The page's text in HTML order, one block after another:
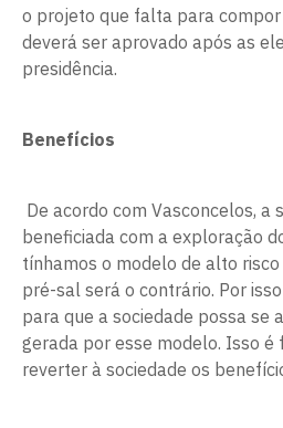
o projeto que falta para
deverá ser aprovado após as
presidência.
Benefícios
De acordo com Vasconcelos, a
beneficiada com a exploração
tínhamos o modelo de alto
pré-sal será o contrário. Por
para que a sociedade possa se
gerada por esse modelo. Isso
reverter à sociedade os